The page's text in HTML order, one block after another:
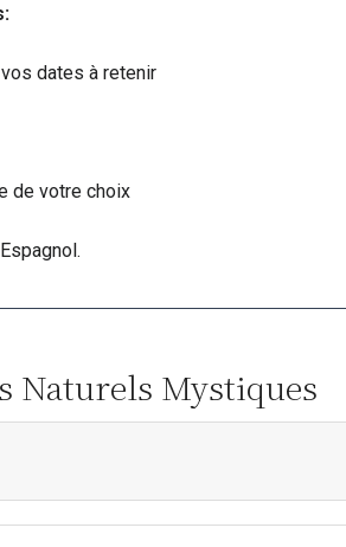
dates à retenir
de votre choix
Naturels Mystiques